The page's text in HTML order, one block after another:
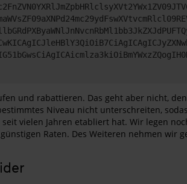
und rabattieren. Das geht aber nicht,
Niveau nicht unterschreiten,
vielen Jahren etabliert hat. Wir legen
Raten. Des Weiteren nehmen wir